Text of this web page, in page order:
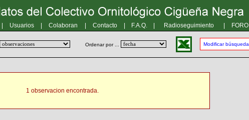
Usuarios Colaboran Contacto F.A.Q. Radioseguimiento FORO
Ordenar por ... Modificar búsqueda
1 observacion encontrada.